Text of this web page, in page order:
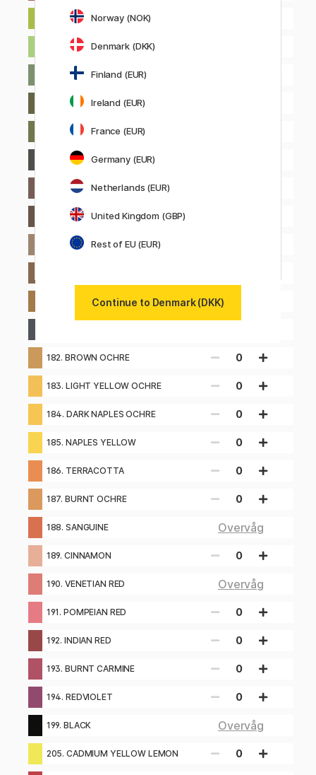
170. MAY GREEN
171. LIGHT GREEN
172. EARTH GREEN
173. OLIVE GREEN YELLOWISH
174. CHROMIUM GREEN OPAQUE
175. DARK SEPIA
176. VAN DYCK BROWN
177. WALNUT BROWN
178. NOUGAT
180. RAW UMBER Overvåg
182. BROWN OCHRE 0
183. LIGHT YELLOW OCHRE 0
184. DARK NAPLES OCHRE 0
185. NAPLES YELLOW 0
186. TERRACOTTA 0
187. BURNT OCHRE 0
188. SANGUINE Overvåg
189. CINNAMON 0
190. VENETIAN RED Overvåg
191. POMPEIAN RED 0
192. INDIAN RED 0
193. BURNT CARMINE 0
194. REDVIOLET 0
199. BLACK Overvåg
205. CADMIUM YELLOW LEMON 0
Norway (NOK)
Denmark (DKK)
Finland (EUR)
Ireland (EUR)
France (EUR)
Germany (EUR)
Netherlands (EUR)
United Kingdom (GBP)
Rest of EU (EUR)
Continue to Denmark (DKK)